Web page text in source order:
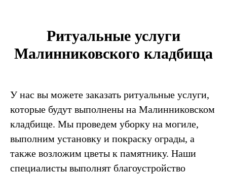
Ритуальные услуги
Малинниковского кладбища
У нас вы можете заказать ритуальные услуги,
которые будут выполнены на Малинниковском
кладбище. Мы проведем уборку на могиле,
выполним установку и покраску ограды, а
также возложим цветы к памятнику. Наши
специалисты выполнят благоустройство